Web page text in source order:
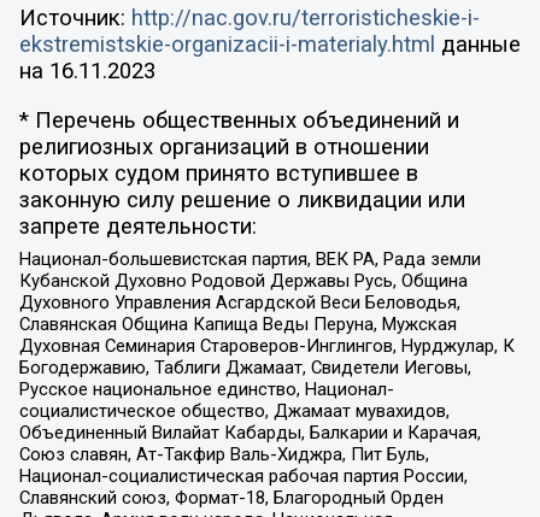
Источник: http://nac.gov.ru/terroristicheskie-i-
ekstremistskie-organizacii-i-materialy.html данные
на 16.11.2023
* Перечень общественных объединений и
религиозных организаций в отношении
которых судом принято вступившее в
законную силу решение о ликвидации или
запрете деятельности:
Национал-большевистская партия, ВЕК РА, Рада земли
Кубанской Духовно Родовой Державы Русь, Община
Духовного Управления Асгардской Веси Беловодья,
Славянская Община Капища Веды Перуна, Мужская
Духовная Семинария Староверов-Инглингов, Нурджулар, К
Богодержавию, Таблиги Джамаат, Свидетели Иеговы,
Русское национальное единство, Национал-
социалистическое общество, Джамаат мувахидов,
Объединенный Вилайат Кабарды, Балкарии и Карачая,
Союз славян, Ат-Такфир Валь-Хиджра, Пит Буль,
Национал-социалистическая рабочая партия России,
Славянский союз, Формат-18, Благородный Орден